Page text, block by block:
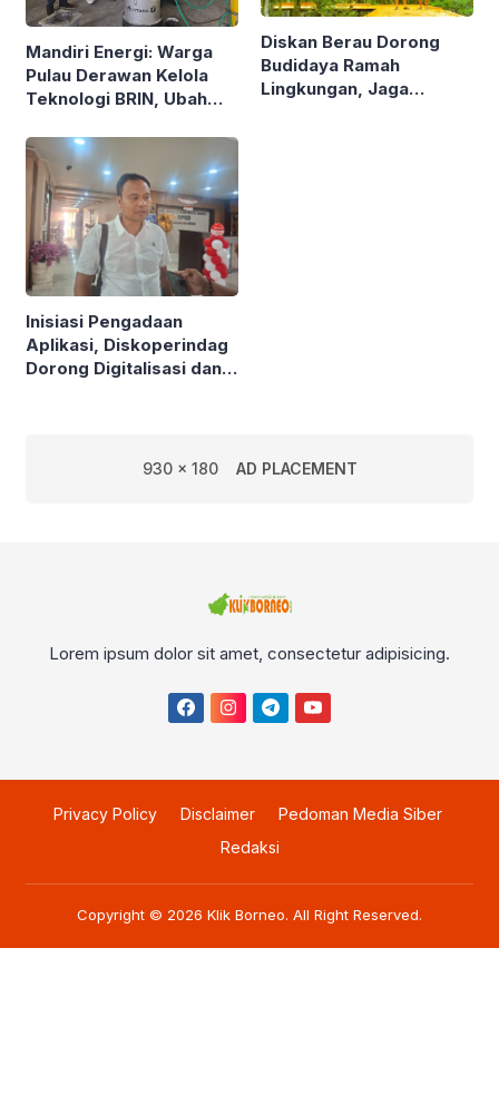
Mandiri Energi: Warga
Pulau Derawan Kelola
Teknologi BRIN, Ubah
Solar
Diskan Berau Dorong
Budidaya Ramah
Lingkungan, Jaga
Inisiasi Pengadaan
Aplikasi, Diskoperindag
Dorong Digitalisasi dan
930 x 180 AD PLACEMENT
Lorem ipsum dolor sit amet, consectetur adipisicing.
Privacy Policy Disclaimer
Pedoman Media Siber
Redaksi
Copyright © 2026 Klik Borneo. All Right Reserved.